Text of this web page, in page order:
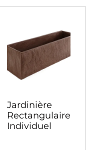
Jardinière
Rectangulaire
Individuel